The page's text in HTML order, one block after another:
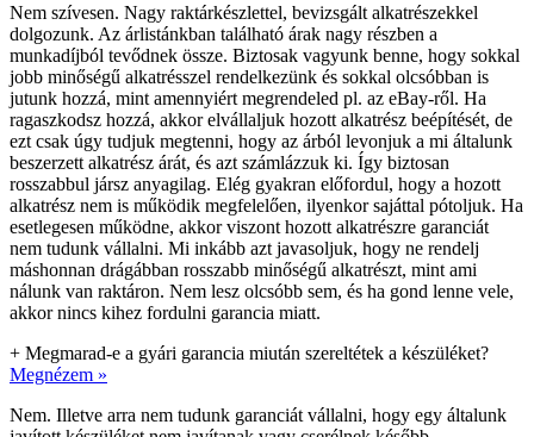
Nem szívesen. Nagy raktárkészlettel, bevizsgált alkatrészekkel
dolgozunk. Az árlistánkban található árak nagy részben a
munkadíjból tevődnek össze. Biztosak vagyunk benne, hogy sokkal
jobb minőségű alkatrésszel rendelkezünk és sokkal olcsóbban is
jutunk hozzá, mint amennyiért megrendeled pl. az eBay-ről. Ha
ragaszkodsz hozzá, akkor elvállaljuk hozott alkatrész beépítését, de
ezt csak úgy tudjuk megtenni, hogy az árból levonjuk a mi általunk
beszerzett alkatrész árát, és azt számlázzuk ki. Így biztosan
rosszabbul jársz anyagilag. Elég gyakran előfordul, hogy a hozott
alkatrész nem is működik megfelelően, ilyenkor sajáttal pótoljuk. Ha
esetlegesen működne, akkor viszont hozott alkatrészre garanciát
nem tudunk vállalni. Mi inkább azt javasoljuk, hogy ne rendelj
máshonnan drágábban rosszabb minőségű alkatrészt, mint ami
nálunk van raktáron. Nem lesz olcsóbb sem, és ha gond lenne vele,
akkor nincs kihez fordulni garancia miatt.
+ Megmarad-e a gyári garancia miután szereltétek a készüléket?
Megnézem »
Nem. Illetve arra nem tudunk garanciát vállalni, hogy egy általunk